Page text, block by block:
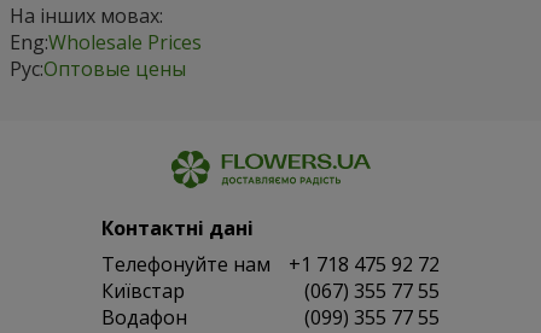
На інших мовах:
Eng:Wholesale Prices
Рус:Оптовые цены
Контактні дані
Телефонуйте нам
+1 718 475 92 72
Київстар
(067) 355 77 55
Водафон
(099) 355 77 55